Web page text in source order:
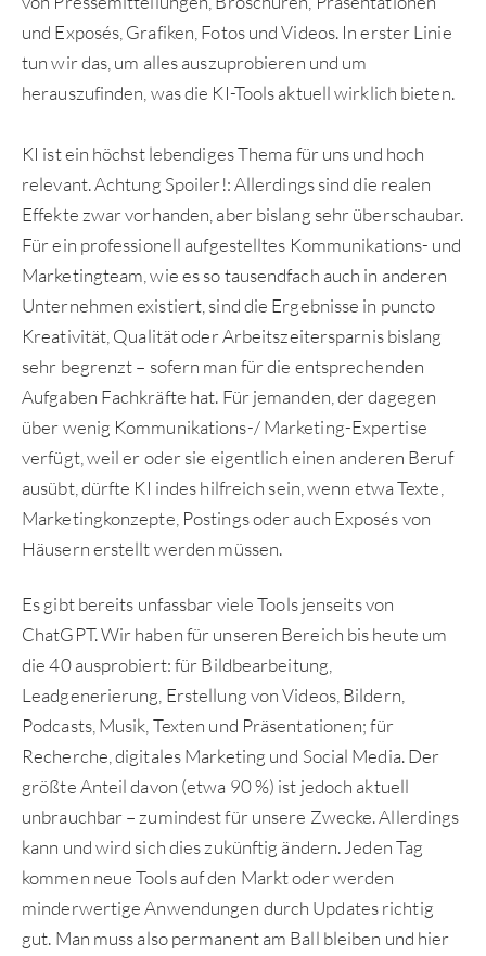
und Exposés, Grafiken, Fotos und Videos. In erster Linie
tun wir das, um alles auszuprobieren und um
herauszufinden, was die KI-Tools aktuell wirklich bieten.
KI ist ein höchst lebendiges Thema für uns und hoch
relevant. Achtung Spoiler!: Allerdings sind die realen
Effekte zwar vorhanden, aber bislang sehr überschaubar.
Für ein professionell aufgestelltes Kommunikations- und
Marketingteam, wie es so tausendfach auch in anderen
Unternehmen existiert, sind die Ergebnisse in puncto
Kreativität, Qualität oder Arbeitszeitersparnis bislang
sehr begrenzt – sofern man für die entsprechenden
Aufgaben Fachkräfte hat. Für jemanden, der dagegen
über wenig Kommunikations-/ Marketing-Expertise
verfügt, weil er oder sie eigentlich einen anderen Beruf
ausübt, dürfte KI indes hilfreich sein, wenn etwa Texte,
Marketingkonzepte, Postings oder auch Exposés von
Häusern erstellt werden müssen.
Es gibt bereits unfassbar viele Tools jenseits von
ChatGPT. Wir haben für unseren Bereich bis heute um
die 40 ausprobiert: für Bildbearbeitung,
Leadgenerierung, Erstellung von Videos, Bildern,
Podcasts, Musik, Texten und Präsentationen; für
Recherche, digitales Marketing und Social Media. Der
größte Anteil davon (etwa 90 %) ist jedoch aktuell
unbrauchbar – zumindest für unsere Zwecke. Allerdings
kann und wird sich dies zukünftig ändern. Jeden Tag
kommen neue Tools auf den Markt oder werden
minderwertige Anwendungen durch Updates richtig
gut. Man muss also permanent am Ball bleiben und hier